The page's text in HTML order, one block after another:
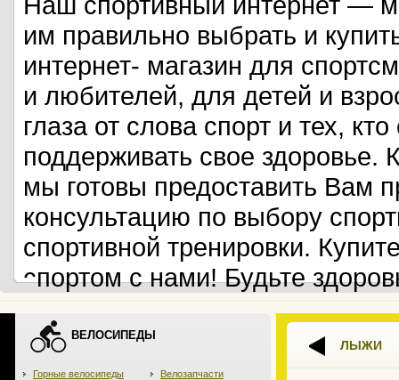
им правильно выбрать и
интернет- магазин для
и любителей, для детей и
глаза от слова спорт и тех,
поддерживать свое
мы готовы предоставить Вам
консультацию по выбору
спортивной тренировки.
спортом с нами! Будьте
ВЕЛОСИПЕДЫ
Горные велосипеды Велозапчасти
ЛЫЖИ